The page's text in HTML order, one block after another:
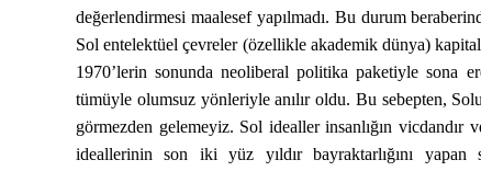
değerlendirmesi maalesef yapılmadı. Bu durum
Sol entelektüel çevreler (özellikle akademik dünya)
1970’lerin sonunda neoliberal politika paketiyle sona
tümüyle olumsuz yönleriyle anılır oldu. Bu sebepten,
görmezden gelemeyiz. Sol idealler insanlığın
ideallerinin son iki yüz yıldır bayraktarlığını yapan